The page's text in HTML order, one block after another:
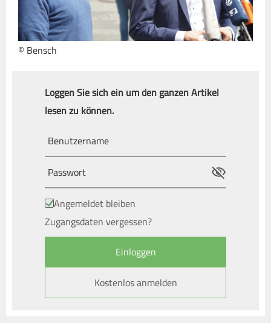
© Bensch
Loggen Sie sich ein um den ganzen Artikel
lesen zu können.
Angemeldet bleiben
Zugangsdaten vergessen?
Kostenlos anmelden